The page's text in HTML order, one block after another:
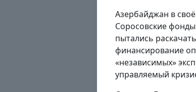
Азербайджан в
Соросовские
пытались
финансирование
«независимых»
управляемый